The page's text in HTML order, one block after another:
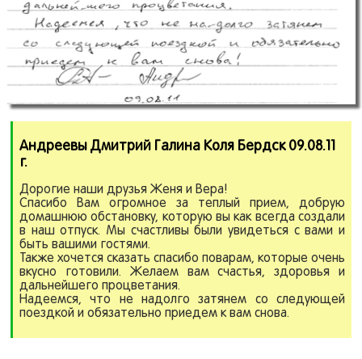
Андреевы Дмитрий Галина Коля Бердск 09.08.11
г.
Дорогие наши друзья Женя и Вера!
Спасибо Вам огромное за теплый прием, добрую
домашнюю обстановку, которую вы как всегда создали
в наш отпуск. Мы счастливы были увидеться с вами и
быть вашими гостями.
Также хочется сказать спасибо поварам, которые очень
вкусно готовили. Желаем вам счастья, здоровья и
дальнейшего процветания.
Надеемся, что не надолго затянем со следующей
поездкой и обязательно приедем к вам снова.